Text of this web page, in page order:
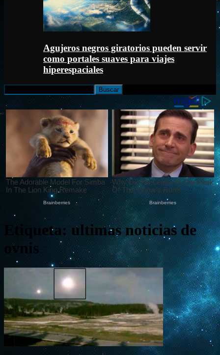
Agujeros negros giratorios pueden servir
como portales suaves para viajes
hiperespaciales
Etiqueta: ultimas noticias de
ovnis